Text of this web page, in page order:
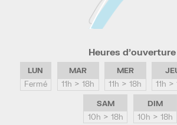
Heures d’ouverture
LUN
Fermé
MAR
11h > 18h
MER
11h > 18h
11h >
SAM
10h > 18h
DIM
10h > 18h